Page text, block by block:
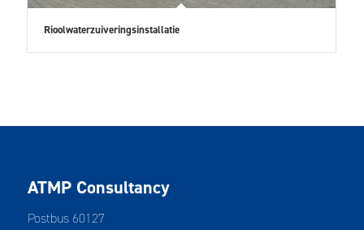
Rioolwaterzuiveringsinstallatie
ATMP Consultancy
Postbus 60127